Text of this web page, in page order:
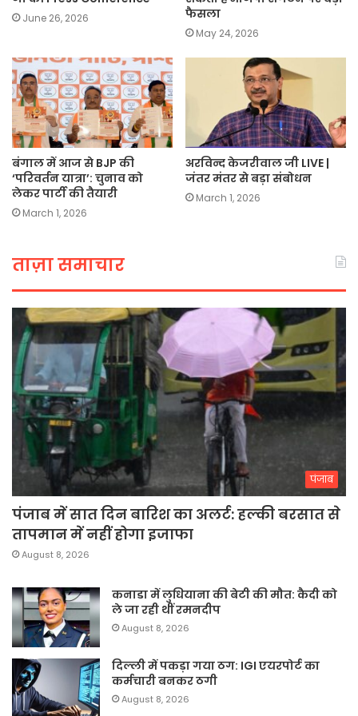
June 26, 2026
फैसला
May 24, 2026
बंगाल में आज से BJP की
‘परिवर्तन यात्रा’: चुनाव को
लेकर पार्टी की तैयारी
March 1, 2026
अरविन्द केजरीवाल जी LIVE |
जंतर मंतर से बड़ा संबोधन
March 1, 2026
ताज़ा समाचार
पंजाब
पंजाब में सात दिन बारिश का अलर्ट: हल्की बरसात से
तापमान में नहीं होगा इजाफा
August 8, 2026
कनाडा में लुधियाना की बेटी की माैत: कैदी को
ले जा रही थीं रमनदीप
August 8, 2026
दिल्ली में पकड़ा गया ठग: IGI एयरपोर्ट का
कर्मचारी बनकर ठगी
August 8, 2026